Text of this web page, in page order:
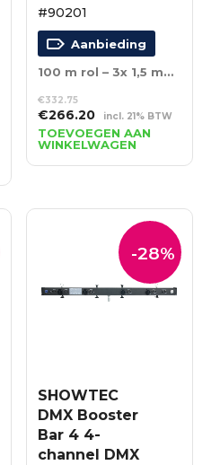
#90201
Aanbieding
100 m rol – 3x 1,5 mm²
€332.75
Oorspronkelijke
prijs
was:
€332.75.
€266.20Huidige
prijs
is:
€266.20.
incl. 21% BTW
TOEVOEGEN AAN
WINKELWAGEN
-28%
SHOWTEC
DMX Booster
Bar 4 4-
channel DMX